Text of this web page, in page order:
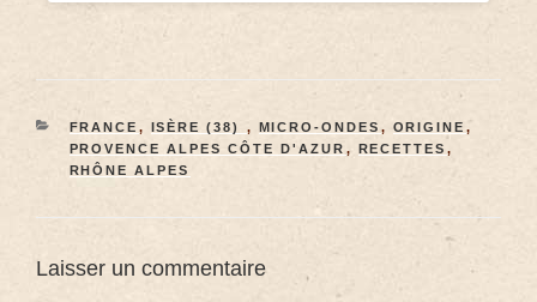
FRANCE , ISÈRE (38) , MICRO-ONDES , ORIGINE ,
PROVENCE ALPES CÔTE D'AZUR , RECETTES ,
RHÔNE ALPES
Laisser un commentaire